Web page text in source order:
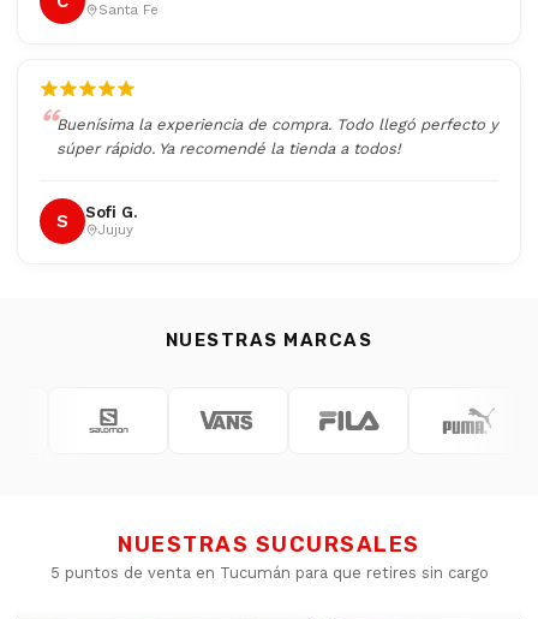
Santa Fe
Buenísima la experiencia de compra. Todo llegó perfecto y
súper rápido. Ya recomendé la tienda a todos!
S Sofi G.
Jujuy
NUESTRAS MARCAS
NUESTRAS SUCURSALES
5 puntos de venta en Tucumán para que retires sin cargo